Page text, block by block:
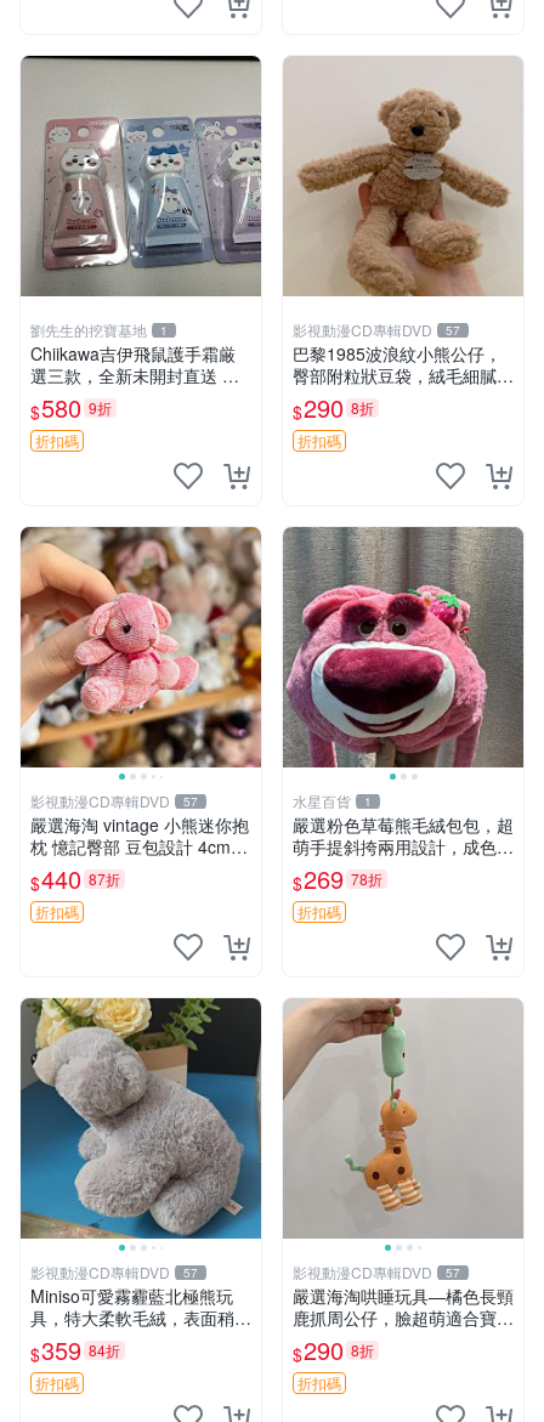
劉先生的挖寶基地 1
Chiikawa吉伊飛鼠護手霜厳
選三款，全新未開封直送 飛
鼠 護手霜 吉伊三款 新貨
$580 9折
折扣碼
影視動漫CD專輯DVD 57
巴黎1985波浪紋小熊公仔，
臀部附粒狀豆袋，絨毛細膩臉
部可愛，中古嚴選推薦 小熊
公仔 豆袋
$290 8折
折扣碼
影視動漫CD專輯DVD 57
嚴選海淘 vintage 小熊迷你抱
枕 憶記臀部 豆包設計 4cm
高 推薦收藏 迷你豆包小熊、
高臀部、豆袋抱枕
$440 87折
折扣碼
水星百貨 1
嚴選粉色草莓熊毛絨包包，超
萌手提斜挎兩用設計，成色上
佳容量大 粉紅草莓 毛絨包 超
大容量
$269 78折
折扣碼
影視動漫CD專輯DVD 57
Miniso可愛霧霾藍北極熊玩
具，特大柔軟毛絨，表面稍有
使用痕跡，適合居家擺放 23
CM 毛絨玩具 北極熊 魯班熊
$359 84折
折扣碼
影視動漫CD專輯DVD 57
嚴選海淘哄睡玩具—橘色長頸
鹿抓周公仔，臉超萌適合寶寶
陪伴，中古略有使用痕跡 橘
色 長頸鹿 抓周
$290 8折
折扣碼